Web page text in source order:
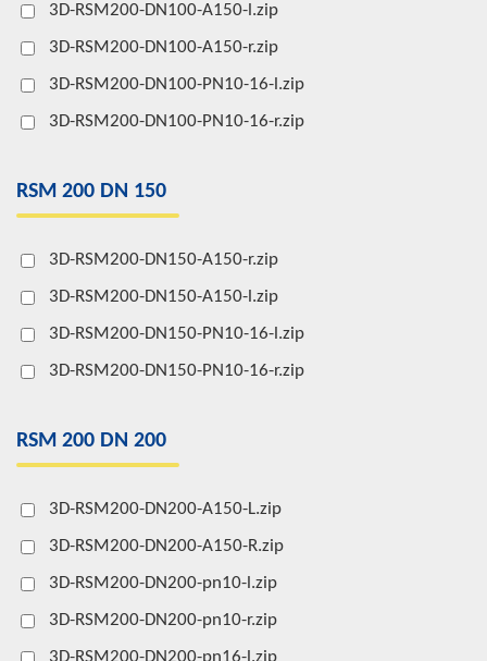
3D-RSM200-DN100-A150-l.zip
3D-RSM200-DN100-A150-r.zip
3D-RSM200-DN100-PN10-16-l.zip
3D-RSM200-DN100-PN10-16-r.zip
RSM 200 DN 150
3D-RSM200-DN150-A150-r.zip
3D-RSM200-DN150-A150-l.zip
3D-RSM200-DN150-PN10-16-l.zip
3D-RSM200-DN150-PN10-16-r.zip
RSM 200 DN 200
3D-RSM200-DN200-A150-L.zip
3D-RSM200-DN200-A150-R.zip
3D-RSM200-DN200-pn10-l.zip
3D-RSM200-DN200-pn10-r.zip
3D-RSM200-DN200-pn16-l.zip